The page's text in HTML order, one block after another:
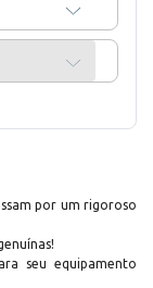
por um rigoroso
seu equipamento